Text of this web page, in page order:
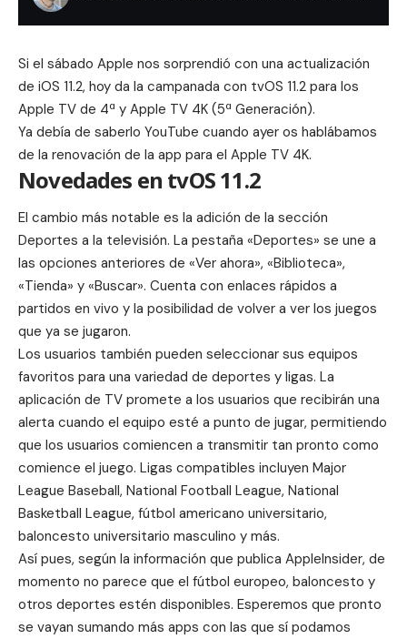
Si el sábado Apple nos sorprendió con una actualización
de iOS 11.2, hoy da la campanada con tvOS 11.2 para los
Apple TV de 4ª y Apple TV 4K (5ª Generación).
Ya debía de saberlo YouTube cuando ayer os hablábamos
de la renovación de la app para el Apple TV 4K.
Novedades en tvOS 11.2
El cambio más notable es la adición de la sección
Deportes a la televisión. La pestaña «Deportes» se une a
las opciones anteriores de «Ver ahora», «Biblioteca»,
«Tienda» y «Buscar». Cuenta con enlaces rápidos a
partidos en vivo y la posibilidad de volver a ver los juegos
que ya se jugaron.
Los usuarios también pueden seleccionar sus equipos
favoritos para una variedad de deportes y ligas. La
aplicación de TV promete a los usuarios que recibirán una
alerta cuando el equipo esté a punto de jugar, permitiendo
que los usuarios comiencen a transmitir tan pronto como
comience el juego. Ligas compatibles incluyen Major
League Baseball, National Football League, National
Basketball League, fútbol americano universitario,
baloncesto universitario masculino y más.
Así pues, según la información que publica AppleInsider, de
momento no parece que el fútbol europeo, baloncesto y
otros deportes estén disponibles. Esperemos que pronto
se vayan sumando más apps con las que sí podamos